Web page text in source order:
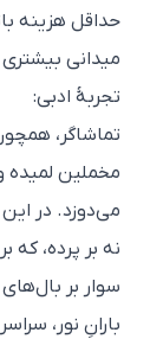
حداقل هزینه
میدانی بیشتری
تجربهٔ ادبی:
تماشاگر، همچون
مخملین لمیده و
می‌دوزد. در این
نه بر پرده، که بر
سوار بر بال‌های
بارانِ نور، سراسر